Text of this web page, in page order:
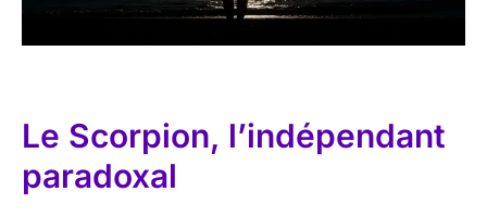
Le Scorpion, l’indépendant
paradoxal